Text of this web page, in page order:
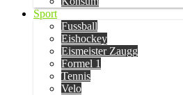
Sport
Fussball
Eishockey
Eismeister Zaugg
Formel 1
Tennis
Velo